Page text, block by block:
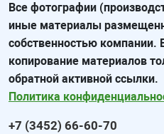
Все фотографии
иные материалы
собственностью
копирование материалов
обратной активной ссылки.
Политика
+7 (3452) 66-60-70